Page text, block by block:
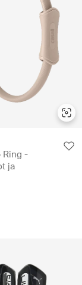
Ring -
ja